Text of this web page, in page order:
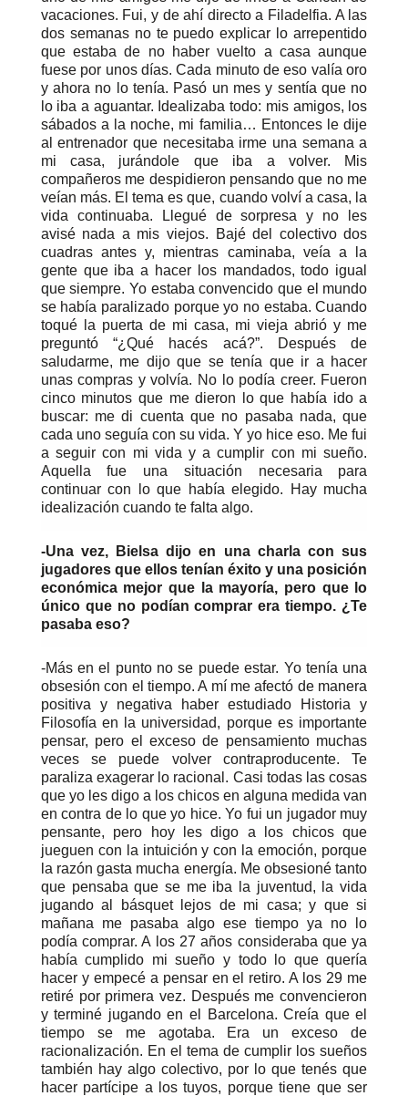
vacaciones. Fui, y de ahí directo a Filadelfia. A las
dos semanas no te puedo explicar lo arrepentido
que estaba de no haber vuelto a casa aunque
fuese por unos días. Cada minuto de eso valía oro
y ahora no lo tenía. Pasó un mes y sentía que no
lo iba a aguantar. Idealizaba todo: mis amigos, los
sábados a la noche, mi familia… Entonces le dije
al entrenador que necesitaba irme una semana a
mi casa, jurándole que iba a volver. Mis
compañeros me despidieron pensando que no me
veían más. El tema es que, cuando volví a casa, la
vida continuaba. Llegué de sorpresa y no les
avisé nada a mis viejos. Bajé del colectivo dos
cuadras antes y, mientras caminaba, veía a la
gente que iba a hacer los mandados, todo igual
que siempre. Yo estaba convencido que el mundo
se había paralizado porque yo no estaba. Cuando
toqué la puerta de mi casa, mi vieja abrió y me
preguntó “¿Qué hacés acá?”. Después de
saludarme, me dijo que se tenía que ir a hacer
unas compras y volvía. No lo podía creer. Fueron
cinco minutos que me dieron lo que había ido a
buscar: me di cuenta que no pasaba nada, que
cada uno seguía con su vida. Y yo hice eso. Me fui
a seguir con mi vida y a cumplir con mi sueño.
Aquella fue una situación necesaria para
continuar con lo que había elegido. Hay mucha
idealización cuando te falta algo.
-Una vez, Bielsa dijo en una charla con sus
jugadores que ellos tenían éxito y una posición
económica mejor que la mayoría, pero que lo
único que no podían comprar era tiempo. ¿Te
pasaba eso?
-Más en el punto no se puede estar. Yo tenía una
obsesión con el tiempo. A mí me afectó de manera
positiva y negativa haber estudiado Historia y
Filosofía en la universidad, porque es importante
pensar, pero el exceso de pensamiento muchas
veces se puede volver contraproducente. Te
paraliza exagerar lo racional. Casi todas las cosas
que yo les digo a los chicos en alguna medida van
en contra de lo que yo hice. Yo fui un jugador muy
pensante, pero hoy les digo a los chicos que
jueguen con la intuición y con la emoción, porque
la razón gasta mucha energía. Me obsesioné tanto
que pensaba que se me iba la juventud, la vida
jugando al básquet lejos de mi casa; y que si
mañana me pasaba algo ese tiempo ya no lo
podía comprar. A los 27 años consideraba que ya
había cumplido mi sueño y todo lo que quería
hacer y empecé a pensar en el retiro. A los 29 me
retiré por primera vez. Después me convencieron
y terminé jugando en el Barcelona. Creía que el
tiempo se me agotaba. Era un exceso de
racionalización. En el tema de cumplir los sueños
también hay algo colectivo, por lo que tenés que
hacer partícipe a los tuyos, porque tiene que ser